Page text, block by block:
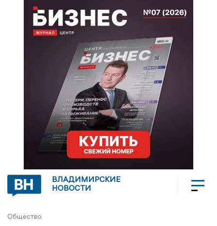
ВЛАДИМИРСКИЕ
НОВОСТИ
Общество